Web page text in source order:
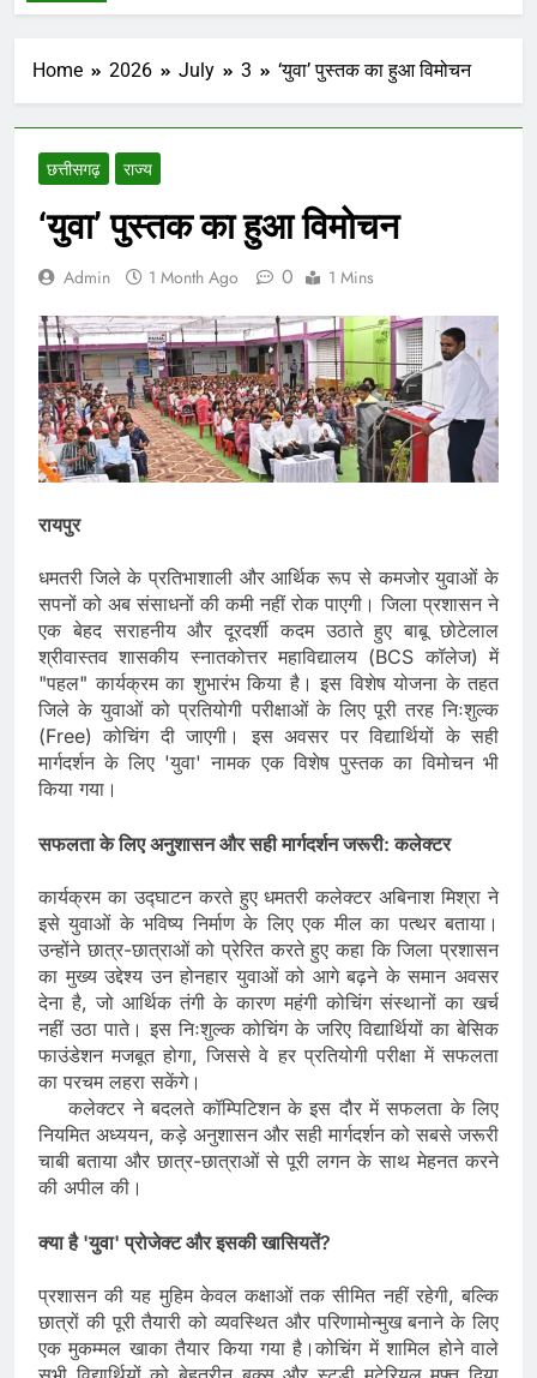
Home 2026 July 3 ‘युवा’ पुस्तक का हुआ विमोचन
छत्तीसगढ़ राज्य
‘युवा’ पुस्तक का हुआ विमोचन
Admin 1 Month Ago 0 1 Mins
​रायपुर
धमतरी जिले के प्रतिभाशाली और आर्थिक रूप से कमजोर युवाओं के
सपनों को अब संसाधनों की कमी नहीं रोक पाएगी। जिला प्रशासन ने
एक बेहद सराहनीय और दूरदर्शी कदम उठाते हुए बाबू छोटेलाल
श्रीवास्तव शासकीय स्नातकोत्तर महाविद्यालय (BCS कॉलेज) में
"पहल" कार्यक्रम का शुभारंभ किया है। इस विशेष योजना के तहत
जिले के युवाओं को प्रतियोगी परीक्षाओं के लिए पूरी तरह निःशुल्क
(Free) कोचिंग दी जाएगी। इस अवसर पर विद्यार्थियों के सही
मार्गदर्शन के लिए 'युवा' नामक एक विशेष पुस्तक का विमोचन भी
किया गया।
​सफलता के लिए अनुशासन और सही मार्गदर्शन जरूरी: कलेक्टर
कार्यक्रम का उद्घाटन करते हुए धमतरी कलेक्टर अबिनाश मिश्रा ने
इसे युवाओं के भविष्य निर्माण के लिए एक मील का पत्थर बताया।
उन्होंने छात्र-छात्राओं को प्रेरित करते हुए कहा कि जिला प्रशासन
का मुख्य उद्देश्य उन होनहार युवाओं को आगे बढ़ने के समान अवसर
देना है, जो आर्थिक तंगी के कारण महंगी कोचिंग संस्थानों का खर्च
नहीं उठा पाते। इस निःशुल्क कोचिंग के जरिए विद्यार्थियों का बेसिक
फाउंडेशन मजबूत होगा, जिससे वे हर प्रतियोगी परीक्षा में सफलता
का परचम लहरा सकेंगे।
​कलेक्टर ने बदलते कॉम्पिटिशन के इस दौर में सफलता के लिए
नियमित अध्ययन, कड़े अनुशासन और सही मार्गदर्शन को सबसे जरूरी
चाबी बताया और छात्र-छात्राओं से पूरी लगन के साथ मेहनत करने
की अपील की।
​क्या है 'युवा' प्रोजेक्ट और इसकी खासियतें?
प्रशासन की यह मुहिम केवल कक्षाओं तक सीमित नहीं रहेगी, बल्कि
छात्रों की पूरी तैयारी को व्यवस्थित और परिणामोन्मुख बनाने के लिए
एक मुकम्मल खाका तैयार किया गया है।कोचिंग में शामिल होने वाले